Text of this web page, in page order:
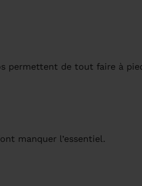
permettent de tout faire à
manquer l’essentiel.